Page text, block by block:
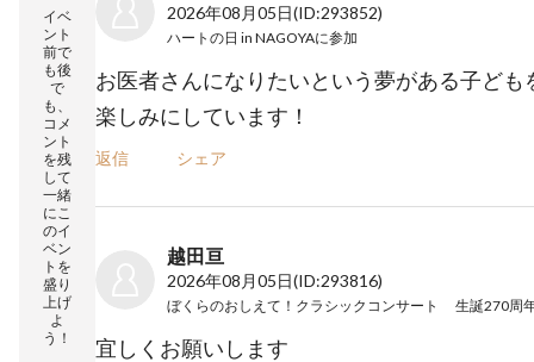
イベ
ント
前で
も後
で
も、
コメ
ント
を残
して
一緒
にこ
のイ
ベン
トを
盛り
上げ
よ
う！
2026年08月05日(ID:293852)
ハートの日 in NAGOYAに参加
お医者さんになりたいという夢がある子ども
楽しみにしています！
返信 シェア
越田亘
2026年08月05日(ID:293816)
宜しくお願いします